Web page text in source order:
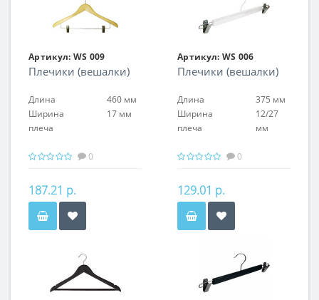
Артикул: WS 009
Плечики (вешалки)
Длина
460 мм
Ширина
плеча
17 мм
0
187.21 р.
Артикул: WS 006
Плечики (вешалки)
Длина
375 мм
Ширина
плеча
12/27
мм
0
129.01 р.